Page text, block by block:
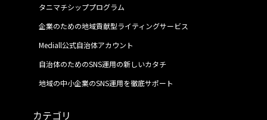
タニマチシッププログラム
企業のための地域貢献型ライティングサービス
Mediall公式自治体アカウント
自治体のためのSNS運用の新しいカタチ
地域の中小企業のSNS運用を徹底サポート
カテゴリ